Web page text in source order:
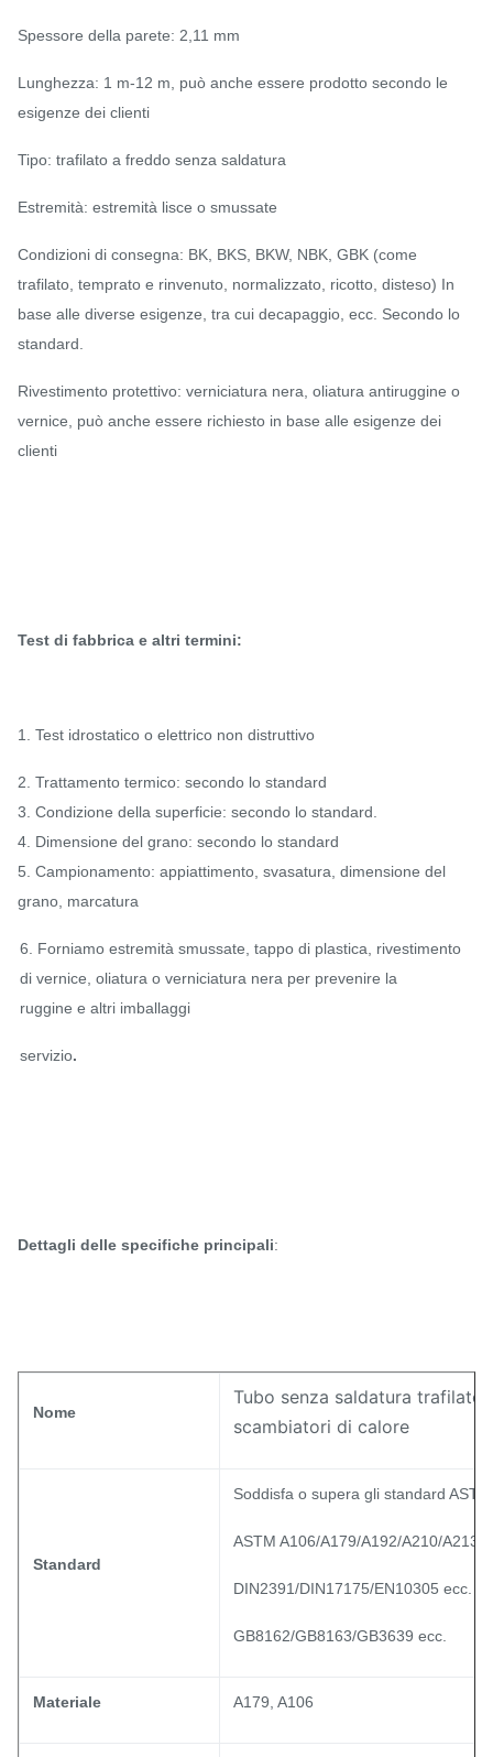
Spessore della parete: 2,11 mm
Lunghezza: 1 m-12 m, può anche essere prodotto secondo le
esigenze dei clienti
Tipo: trafilato a freddo senza saldatura
Estremità: estremità lisce o smussate
Condizioni di consegna: BK, BKS, BKW, NBK, GBK (come
trafilato, temprato e rinvenuto, normalizzato, ricotto, disteso) In
base alle diverse esigenze, tra cui decapaggio, ecc. Secondo lo
standard.
Rivestimento protettivo: verniciatura nera, oliatura antiruggine o
vernice, può anche essere richiesto in base alle esigenze dei
clienti
Test di fabbrica e altri termini:
1. Test idrostatico o elettrico non distruttivo
2. Trattamento termico: secondo lo standard
3. Condizione della superficie: secondo lo standard.
4. Dimensione del grano: secondo lo standard
5. Campionamento: appiattimento, svasatura, dimensione del
grano, marcatura
6. Forniamo estremità smussate, tappo di plastica, rivestimento
di vernice, oliatura o verniciatura nera per prevenire la
ruggine e altri imballaggi
servizio.
Dettagli delle specifiche principali:
Nome
Tubo senza saldatura trafilato
scambiatori di calore
Standard
Soddisfa o supera gli standard
ASTM A106/A179/A192/A210/A213/
DIN2391/DIN17175/EN10305 ecc.
GB8162/GB8163/GB3639 ecc.
Materiale A179, A106